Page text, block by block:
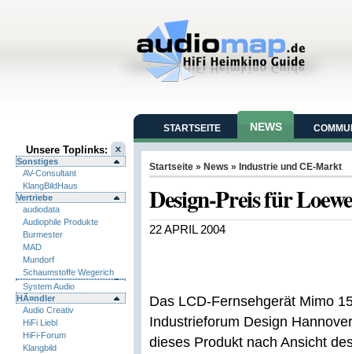
Unsere Toplinks:
Sonstiges
AV-Consultant
KlangBildHaus
Vertriebe
audiodata
Audiophile Produkte
Burmester
MAD
Mundorf
Schaumstoffe Wegerich
System Audio
HÃ¤ndler
Audio Creativ
HiFi Liebl
HiFi-Forum
Klangbild
STARTSEITE NEWS
Startseite » News » Industrie und CE-Markt
Design-Preis für
22 APRIL 2004
Das LCD-Fernsehgerät Mimo
Industrieforum Design
dieses Produkt nach Ansicht